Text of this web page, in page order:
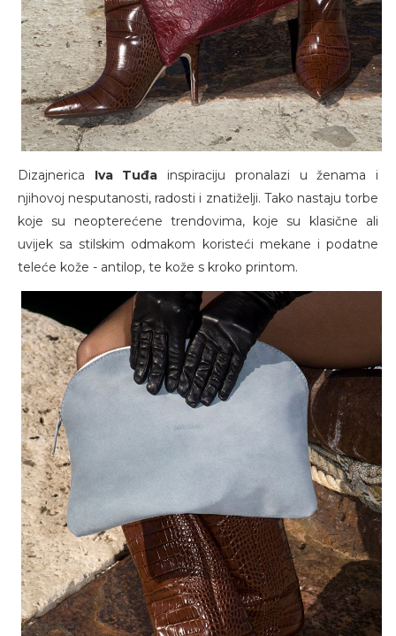
Dizajnerica Iva Tuđa inspiraciju pronalazi u ženama i
njihovoj nesputanosti, radosti i znatiželji. Tako nastaju torbe
koje su neopterećene trendovima, koje su klasične ali
uvijek sa stilskim odmakom koristeći mekane i podatne
teleće kože - antilop, te kože s kroko printom.